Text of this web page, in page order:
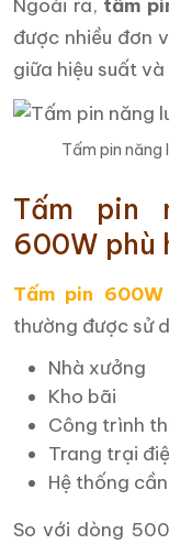
Ngoài ra, tấm
được nhiều đơn
giữa hiệu suất
Tấm pin
Tấm pin
600W phù
Tấm pin 600W
thường được sử
Nhà xưởng
Kho bãi
Công trình
Trang trại
Hệ thống
So với dòng